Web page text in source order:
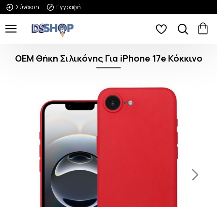
Σύνδεση Εγγραφή
OEM Θήκη Σιλικόνης Για iPhone 17e Κόκκινο